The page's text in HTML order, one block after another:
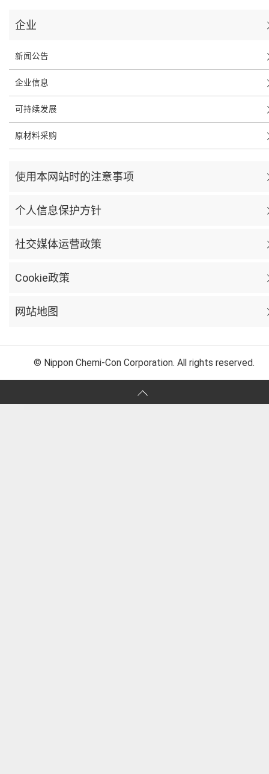
企业
新闻公告
企业信息
可持续发展
原材料采购
使用本网站时的注意事项
个人信息保护方针
社交媒体运营政策
Cookie政策
网站地图
© Nippon Chemi-Con Corporation. All rights reserved.